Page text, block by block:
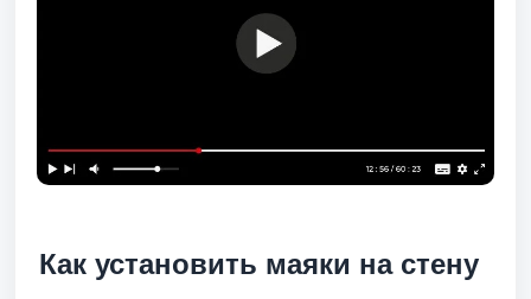
Как установить маяки на стену